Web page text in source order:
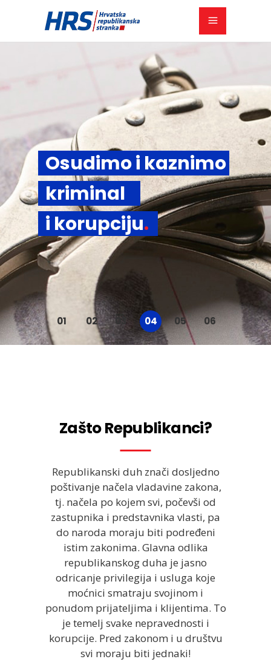
Osudimo i kaznimo
kriminal
i korupciju.
Zašto Republikanci?
Republikanski duh znači dosljedno
poštivanje načela vladavine zakona,
tj. načela po kojem svi, počevši od
zastupnika i predstavnika vlasti, pa
do naroda moraju biti podređeni
istim zakonima. Glavna odlika
republikanskog duha je jasno
odricanje privilegija i usluga koje
moćnici smatraju svojinom i
ponudom prijateljima i klijentima. To
je temelj svake nepravednosti i
korupcije. Pred zakonom i u društvu
svi moraju biti jednaki!